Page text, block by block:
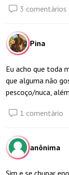
3 comentários
Pina
Eu acho que toda
que alguma não
pescoço/nuca,
1 comentário
anônima
Sim e se chupar